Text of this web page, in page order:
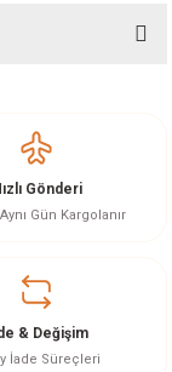
Gönderi
Gün Kargolanır
& Değişim
İade Süreçleri